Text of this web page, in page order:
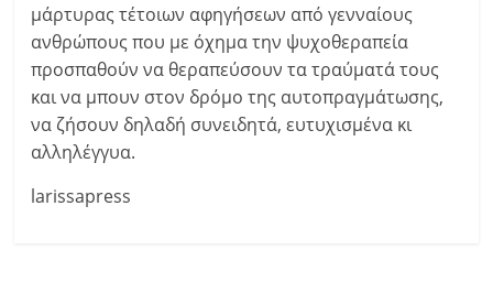
μάρτυρας τέτοιων αφηγήσεων από γενναίους
ανθρώπους που με όχημα την ψυχοθεραπεία
προσπαθούν να θεραπεύσουν τα τραύματά τους
και να μπουν στον δρόμο της αυτοπραγμάτωσης,
να ζήσουν δηλαδή συνειδητά, ευτυχισμένα κι
αλληλέγγυα.
larissapress